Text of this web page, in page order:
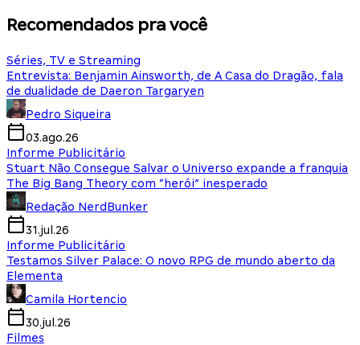
Recomendados pra você
Séries, TV e Streaming
Entrevista: Benjamin Ainsworth, de A Casa do Dragão, fala
de dualidade de Daeron Targaryen
Pedro Siqueira
03.ago.26
Informe Publicitário
Stuart Não Consegue Salvar o Universo expande a franquia
The Big Bang Theory com “herói” inesperado
Redação NerdBunker
31.jul.26
Informe Publicitário
Testamos Silver Palace: O novo RPG de mundo aberto da
Elementa
Camila Hortencio
30.jul.26
Filmes